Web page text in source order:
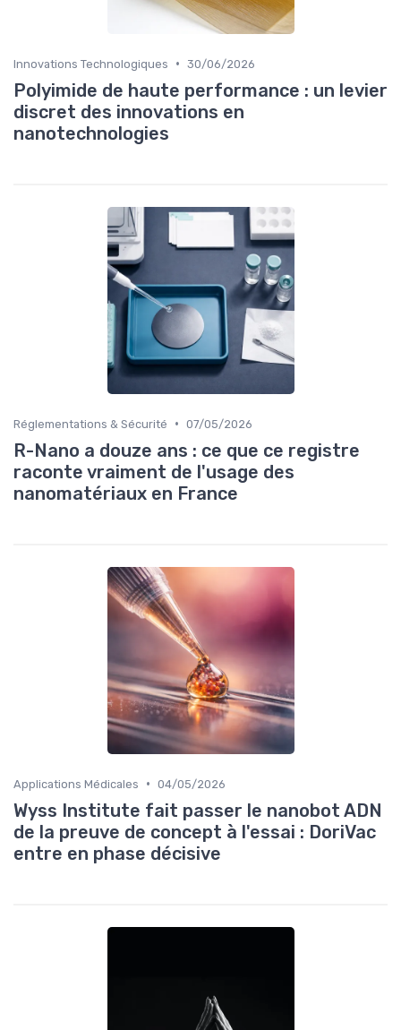
Innovations Technologiques • 30/06/2026
Polyimide de haute performance : un levier
discret des innovations en
nanotechnologies
Réglementations & Sécurité • 07/05/2026
R-Nano a douze ans : ce que ce registre
raconte vraiment de l'usage des
nanomatériaux en France
Applications Médicales • 04/05/2026
Wyss Institute fait passer le nanobot ADN
de la preuve de concept à l'essai : DoriVac
entre en phase décisive